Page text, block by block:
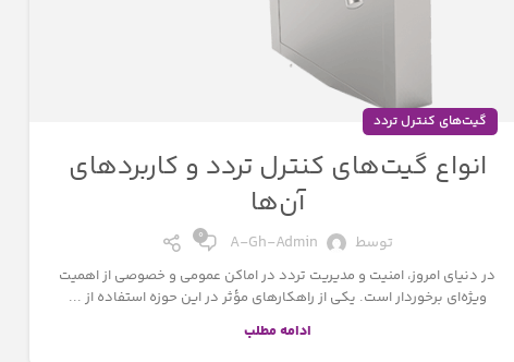
گیت‌های کنترل تردد
انواع گیت‌های کنترل تردد و کاربردهای
آن‌ها
توسط A-Gh-Admin ۰
در دنیای امروز، امنیت و مدیریت تردد در اماکن عمومی و خصوصی از اهمیت
ویژه‌ای برخوردار است. یکی از راهکارهای مؤثر در این حوزه استفاده از ...
ادامه مطلب